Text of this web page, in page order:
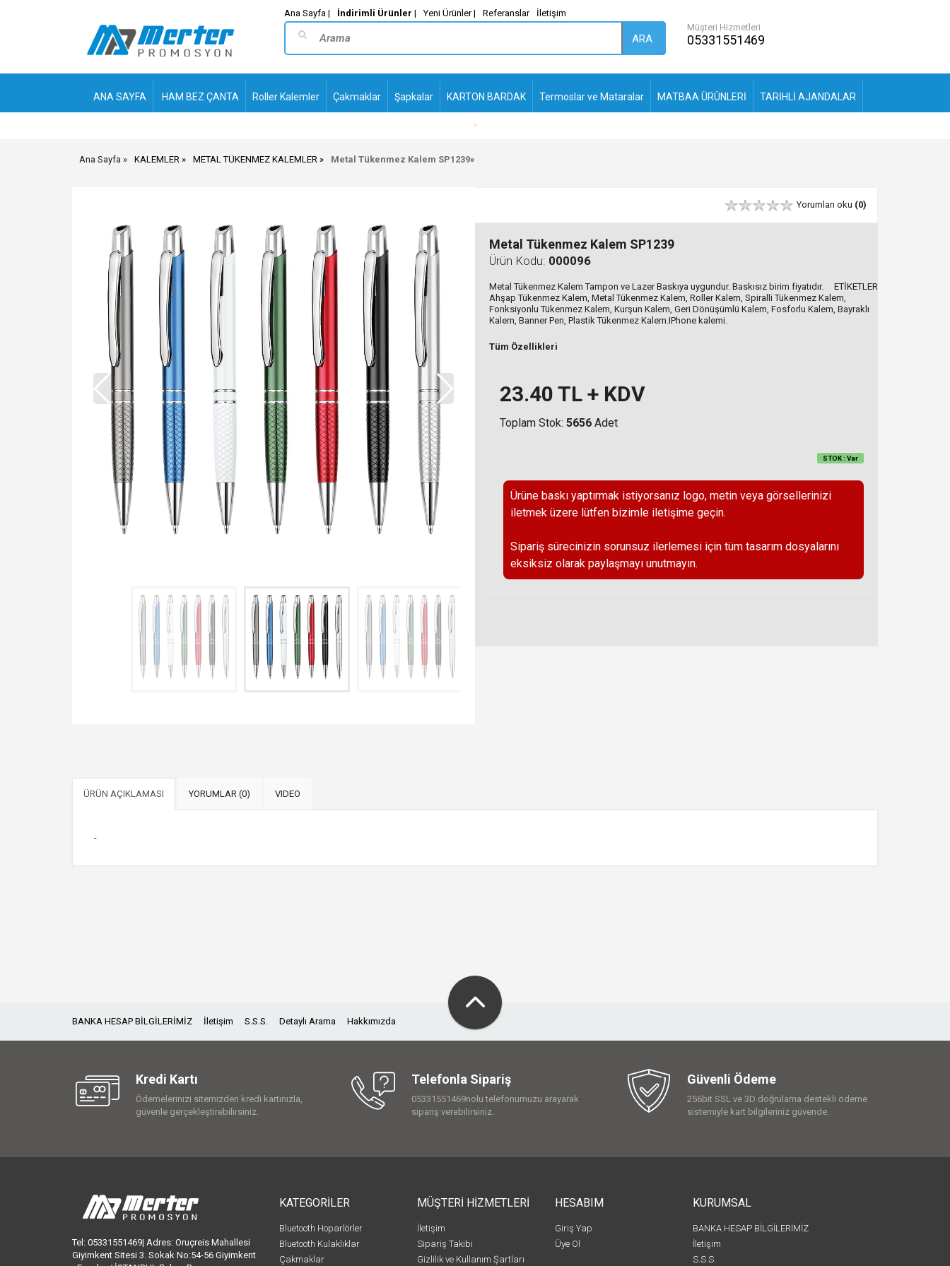
Ana Sayfa | İndirimli Ürünler | Yeni Ürünler | Referanslar İletişim
ARA
Müşteri Hizmetleri
05331551469
ANA SAYFA HAM BEZ ÇANTA Roller Kalemler Çakmaklar Şapkalar KARTON BARDAK Termoslar ve Mataralar MATBAA ÜRÜNLERİ TARİHLİ AJANDALAR
PLASTİK TÜKENMEZ
-
Ana Sayfa KALEMLER »
METAL TÜKENMEZ KALEMLER Metal Tükenmez Kalem SP1239
Yorumları oku (0)
Metal Tükenmez Kalem SP1239
Ürün Kodu: 000096
Metal Tükenmez Kalem Tampon ve Lazer Baskıya uygundur. Baskısız birim fiyatıdır. ETİKETLER
Ahşap Tükenmez Kalem, Metal Tükenmez Kalem, Roller Kalem, Spiralli Tükenmez Kalem,
Fonksiyonlu Tükenmez Kalem, Kurşun Kalem, Geri Dönüşümlü Kalem, Fosforlu Kalem, Bayraklı
Kalem, Banner Pen, Plastik Tükenmez Kalem.IPhone kalemi.
Tüm Özellikleri
23.40 TL + KDV
Toplam Stok: 5656 Adet
STOK : Var
Ürüne baskı yaptırmak istiyorsanız logo, metin veya görsellerinizi
iletmek üzere lütfen bizimle iletişime geçin.
Sipariş sürecinizin sorunsuz ilerlemesi için tüm tasarım dosyalarını
eksiksiz olarak paylaşmayı unutmayın.
ÜRÜN AÇIKLAMASI YORUMLAR (0) VIDEO
-
BANKA HESAP BİLGİLERİMİZ İletişim S.S.S. Detaylı Arama Hakkımızda
Kredi Kartı
Ödemelerinizi sitemizden kredi kartınızla,
güvenle gerçekleştirebilirsiniz.
Telefonla Sipariş
05331551469nolu telefonumuzu arayarak
sipariş verebilirsiniz.
Güvenli Ödeme
256bit SSL ve 3D doğrulama destekli ödeme
sistemiyle kart bilgileriniz güvende.
Tel: 05331551469| Adres: Oruçreis Mahallesi
Giyimkent Sitesi 3. Sokak No:54-56 Giyimkent
KATEGORİLER
Bluetooth Hoparlörler
Bluetooth Kulaklıklar
Çakmaklar
MÜŞTERİ HİZMETLERİ
İletişim
Sipariş Takibi
Gizlilik ve Kullanım Şartları
HESABIM
Giriş Yap
Üye Ol
KURUMSAL
BANKA HESAP BİLGİLERİMİZ
İletişim
S.S.S.